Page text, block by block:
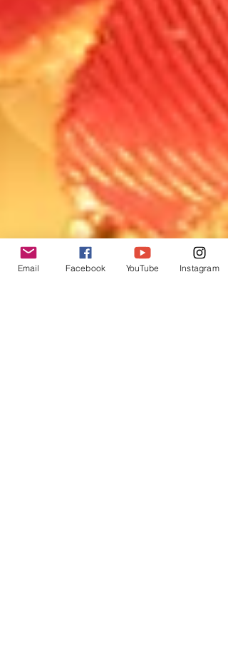
Email Facebook YouTube Instagram